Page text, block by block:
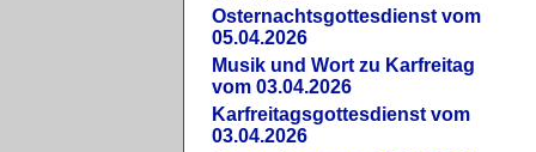
Osternachtsgottesdienst vom
05.04.2026
Musik und Wort zu Karfreitag
vom 03.04.2026
Karfreitagsgottesdienst vom
03.04.2026